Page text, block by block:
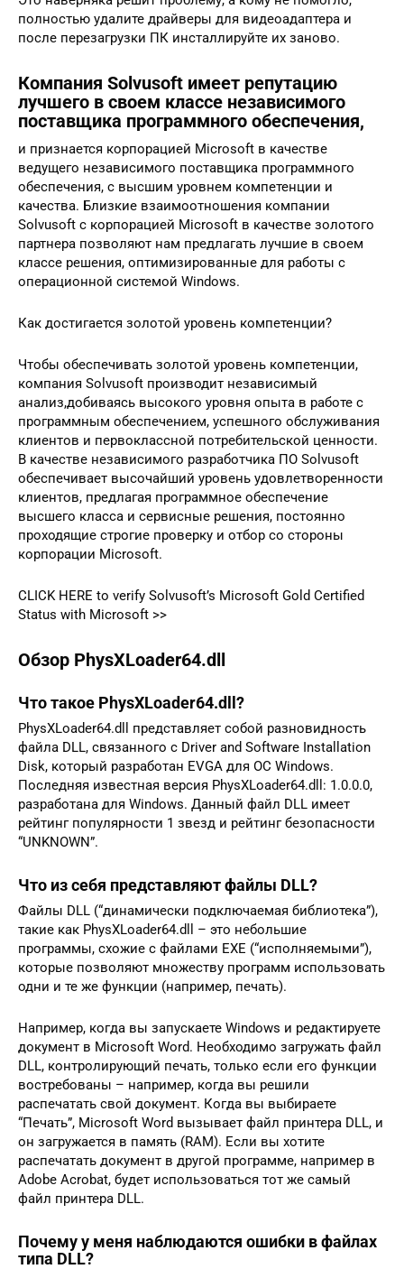
полностью удалите драйверы для видеоадаптера и
после перезагрузки ПК инсталлируйте их заново.
Компания Solvusoft имеет репутацию
лучшего в своем классе независимого
поставщика программного обеспечения,
и признается корпорацией Microsoft в качестве
ведущего независимого поставщика программного
обеспечения, с высшим уровнем компетенции и
качества. Близкие взаимоотношения компании
Solvusoft с корпорацией Microsoft в качестве золотого
партнера позволяют нам предлагать лучшие в своем
классе решения, оптимизированные для работы с
операционной системой Windows.
Как достигается золотой уровень компетенции?
Чтобы обеспечивать золотой уровень компетенции,
компания Solvusoft производит независимый
анализ,добиваясь высокого уровня опыта в работе с
программным обеспечением, успешного обслуживания
клиентов и первоклассной потребительской ценности.
В качестве независимого разработчика ПО Solvusoft
обеспечивает высочайший уровень удовлетворенности
клиентов, предлагая программное обеспечение
высшего класса и сервисные решения, постоянно
проходящие строгие проверку и отбор со стороны
корпорации Microsoft.
CLICK HERE to verify Solvusoft’s Microsoft Gold Certified
Status with Microsoft >>
Обзор PhysXLoader64.dll
Что такое PhysXLoader64.dll?
PhysXLoader64.dll представляет собой разновидность
файла DLL, связанного с Driver and Software Installation
Disk, который разработан EVGA для ОС Windows.
Последняя известная версия PhysXLoader64.dll: 1.0.0.0,
разработана для Windows. Данный файл DLL имеет
рейтинг популярности 1 звезд и рейтинг безопасности
“UNKNOWN”.
Что из себя представляют файлы DLL?
Файлы DLL (“динамически подключаемая библиотека”),
такие как PhysXLoader64.dll – это небольшие
программы, схожие с файлами EXE (“исполняемыми”),
которые позволяют множеству программ использовать
одни и те же функции (например, печать).
Например, когда вы запускаете Windows и редактируете
документ в Microsoft Word. Необходимо загружать файл
DLL, контролирующий печать, только если его функции
востребованы – например, когда вы решили
распечатать свой документ. Когда вы выбираете
“Печать”, Microsoft Word вызывает файл принтера DLL, и
он загружается в память (RAM). Если вы хотите
распечатать документ в другой программе, например в
Adobe Acrobat, будет использоваться тот же самый
файл принтера DLL.
Почему у меня наблюдаются ошибки в файлах
типа DLL?